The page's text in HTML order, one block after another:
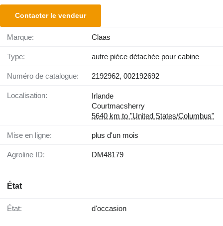
Contacter le vendeur
Marque: Claas
Type: autre pièce détachée pour cabine
Numéro de catalogue: 2192962, 002192692
Localisation:
Irlande
Courtmacsherry
5640 km to "United States/Columbus"
Mise en ligne: plus d'un mois
Agroline ID: DM48179
État
État: d'occasion